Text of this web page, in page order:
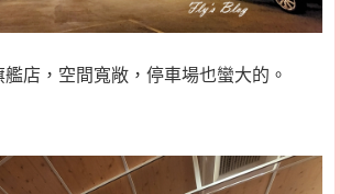
店，空間寬敞，停車場也蠻大的。